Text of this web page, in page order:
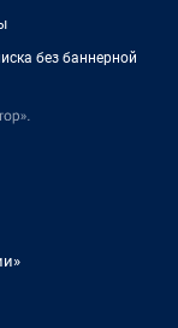
без баннерной